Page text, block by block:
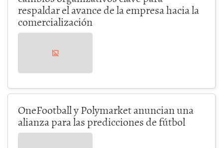
respaldar el avance de la empresa hacia la
comercialización
OneFootball y Polymarket anuncian una
alianza para las predicciones de fútbol